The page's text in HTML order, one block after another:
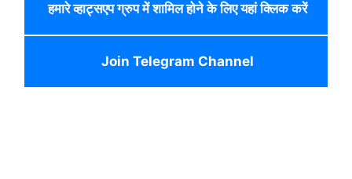
हमारे व्हाट्सएप ग्रुप में शामिल होने के लिए यहां क्लिक करें
Join Telegram Channel